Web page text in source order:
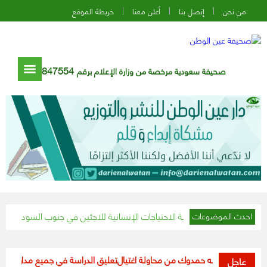
من نحن إتصل بنا أعلن معنا خريطة الموقع
صحيفة سعودية مرخصة من وزارة الإعلام برقم 847554
احدث الموضوعات الحزم والفيصلي يتعادلان
عاجل
عبدالله حمدوك من محاولة اغتيالتعليق الدراسة في جميع مدارس ومؤسسات